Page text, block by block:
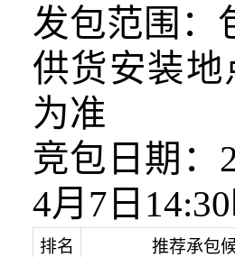
发包范围：
供货安装
为准
竞包日
4月7日
排名 推荐承包